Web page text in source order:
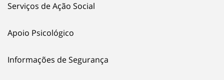
Serviços de Ação Social
Apoio Psicológico
Informações de Segurança